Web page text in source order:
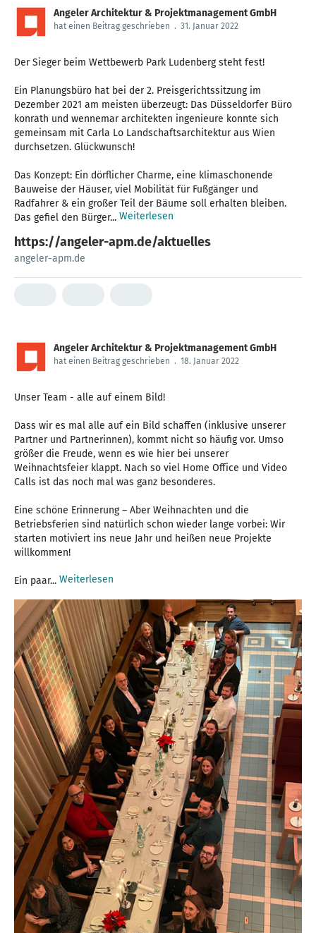
Angeler Architektur & Projektmanagement GmbH
hat einen Beitrag geschrieben . 31. Januar 2022
Der Sieger beim Wettbewerb Park Ludenberg steht fest!
Ein Planungsbüro hat bei der 2. Preisgerichtssitzung im
Dezember 2021 am meisten überzeugt: Das Düsseldorfer Büro
konrath und wennemar architekten ingenieure konnte sich
gemeinsam mit Carla Lo Landschaftsarchitektur aus Wien
durchsetzen. Glückwunsch!
Das Konzept: Ein dörflicher Charme, eine klimaschonende
Bauweise der Häuser, viel Mobilität für Fußgänger und
Radfahrer & ein großer Teil der Bäume soll erhalten bleiben.
Das gefiel den Bürger... Weiterlesen
https://angeler-apm.de/aktuelles
angeler-apm.de
Angeler Architektur & Projektmanagement GmbH
hat einen Beitrag geschrieben . 18. Januar 2022
Unser Team - alle auf einem Bild!
Dass wir es mal alle auf ein Bild schaffen (inklusive unserer
Partner und Partnerinnen), kommt nicht so häufig vor. Umso
größer die Freude, wenn es wie hier bei unserer
Weihnachtsfeier klappt. Nach so viel Home Office und Video
Calls ist das noch mal was ganz besonderes.
Eine schöne Erinnerung – Aber Weihnachten und die
Betriebsferien sind natürlich schon wieder lange vorbei: Wir
starten motiviert ins neue Jahr und heißen neue Projekte
willkommen!
Ein paar... Weiterlesen